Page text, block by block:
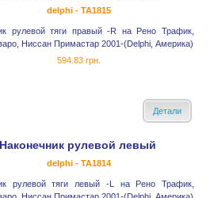
delphi - TA1815
рулевой тяги правый -R на Рено Трафик,
Ниссан Примастар 2001-(Delphi, Америка)
594.83 грн.
Детали
Наконечник рулевой левый
delphi - TA1814
рулевой тяги левый -L на Рено Трафик,